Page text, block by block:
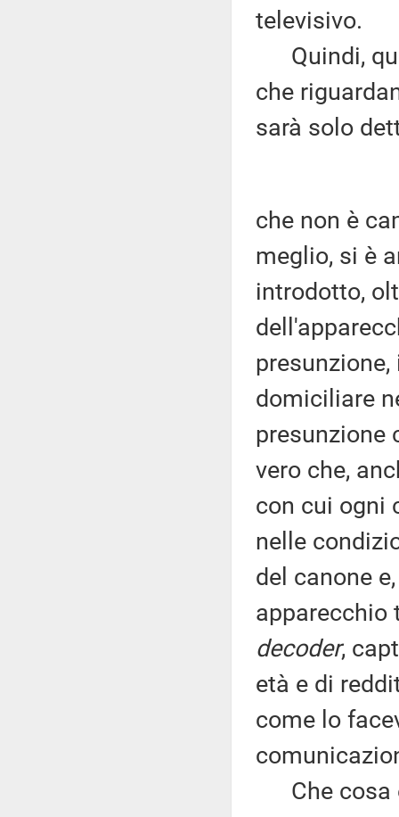
televisivo.
Quindi,
che
sarà solo
che non è
meglio, si è
introdotto,
domiciliare
presunzione
vero che,
con cui ogni
nelle
del canone
apparecchio
decoder,
età e di
come lo
Che cosa